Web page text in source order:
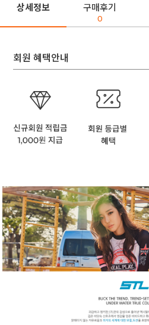
상세정보 구매후기
0
회원 혜택안내